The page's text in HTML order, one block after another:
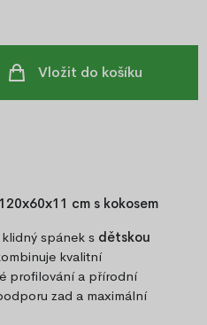
Vložit do košíku
cm s kokosem
spánek s dětskou
kvalitní
profilování a přírodní
zad a maximální